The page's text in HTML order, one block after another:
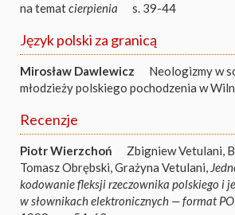
na tematcierpienia s. 39-44
Język polski za granicą
Mirosław Dawlewicz
Neologizmy w
młodzieży polskiego pochodzenia w
Recenzje
Piotr Wierzchoń
Zbigniew Vetulani,
Tomasz Obrębski, Grażyna Vetulani,
kodowanie fleksji rzeczownika polskiego i
w słownikach elektronicznych — format